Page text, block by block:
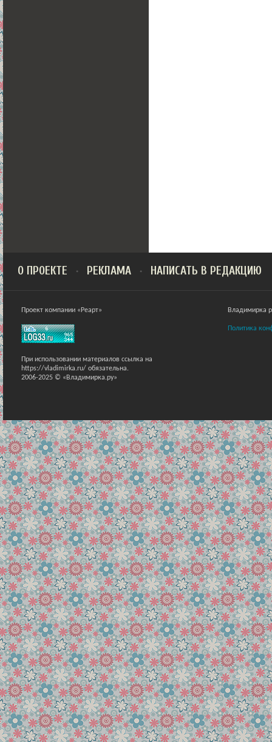
О ПРОЕКТЕ РЕКЛАМА НАПИСАТЬ В РЕДАКЦИЮ
Проект компании «Реарт»
При использовании материалов ссылка на
https://vladimirka.ru/ обязательна.
2006-2025 © «Владимирка.ру»
Владимирка
Политика